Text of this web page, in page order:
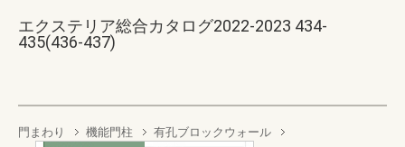
エクステリア総合カタログ2022-2023 434-
435(436-437)
門まわり 機能門柱 有孔ブロックウォール